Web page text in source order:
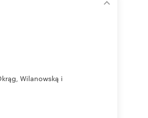
Wilanowską i